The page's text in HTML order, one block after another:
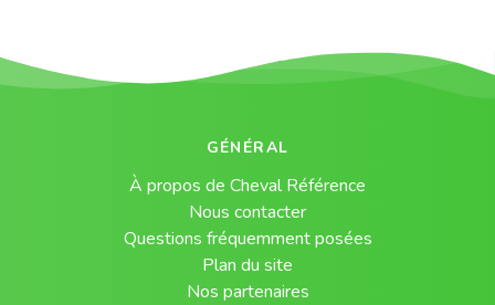
GÉNÉRAL
À propos de Cheval Référence
Nous contacter
Questions fréquemment posées
Plan du site
Nos partenaires